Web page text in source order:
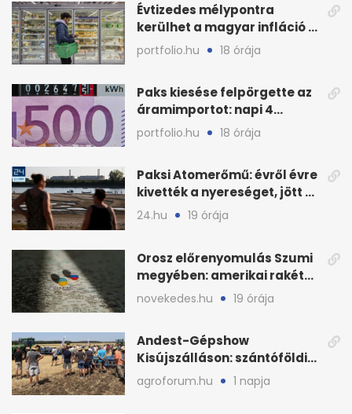
Évtizedes mélypontra
kerülhet a magyar infláció a
KSH új adata szerint
portfolio.hu 18 órája
Paks kiesése felpörgette az
áramimportot: napi 4
milliárd forintos számla
portfolio.hu 18 órája
Paksi Atomerőmű: évről évre
kivették a nyereséget, jött a
baj
24.hu 19 órája
Orosz előrenyomulás Szumi
megyében: amerikai rakéták
is zsákmányként
novekedes.hu 19 órája
Andest-Gépshow
Kisújszálláson: szántóföldi
bemutató 2026. augusztus
12-én
agroforum.hu 1 napja